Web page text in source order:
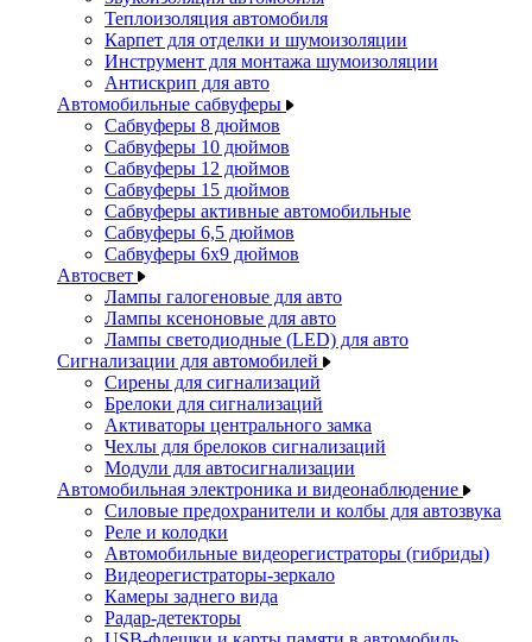
Теплоизоляция автомобиля
Карпет для отделки и шумоизоляции
Инструмент для монтажа шумоизоляции
Антискрип для авто
Автомобильные сабвуферы
Сабвуферы 8 дюймов
Сабвуферы 10 дюймов
Сабвуферы 12 дюймов
Сабвуферы 15 дюймов
Сабвуферы активные автомобильные
Сабвуферы 6,5 дюймов
Сабвуферы 6x9 дюймов
Автосвет
Лампы галогеновые для авто
Лампы ксеноновые для авто
Лампы светодиодные (LED) для авто
Сигнализации для автомобилей
Сирены для сигнализаций
Брелоки для сигнализаций
Активаторы центрального замка
Чехлы для брелоков сигнализаций
Модули для автосигнализации
Автомобильная электроника и видеонаблюдение
Силовые предохранители и колбы для автозвука
Реле и колодки
Автомобильные видеорегистраторы (гибриды)
Видеорегистраторы-зеркало
Камеры заднего вида
Радар-детекторы